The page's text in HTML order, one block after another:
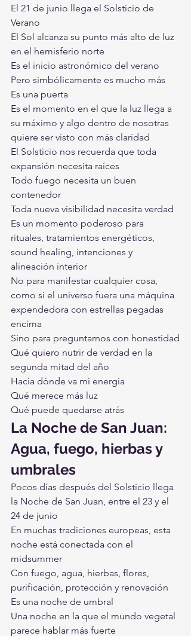
El 21 de junio llega el Solsticio de
Verano
El Sol alcanza su punto más alto de luz
en el hemisferio norte
Es el inicio astronómico del verano
Pero simbólicamente es mucho más
Es una puerta
Es el momento en el que la luz llega a
su máximo y algo dentro de nosotras
quiere ser visto con más claridad
El Solsticio nos recuerda que toda
expansión necesita raíces
Todo fuego necesita un buen
contenedor
Toda nueva visibilidad necesita verdad
Es un momento poderoso para
rituales, tratamientos energéticos,
sound healing, intenciones y
alineación interior
No para manifestar cualquier cosa,
como si el universo fuera una máquina
expendedora con estrellas pegadas
encima
Sino para preguntarnos con honestidad
Qué quiero nutrir de verdad en la
segunda mitad del año
Hacia dónde va mi energía
Qué merece más luz
Qué puede quedarse atrás
La Noche de San Juan:
Agua, fuego, hierbas y
umbrales
Pocos días después del Solsticio llega
la Noche de San Juan, entre el 23 y el
24 de junio
En muchas tradiciones europeas, esta
noche está conectada con el
midsummer
Con fuego, agua, hierbas, flores,
purificación, protección y renovación
Es una noche de umbral
Una noche en la que el mundo vegetal
parece hablar más fuerte